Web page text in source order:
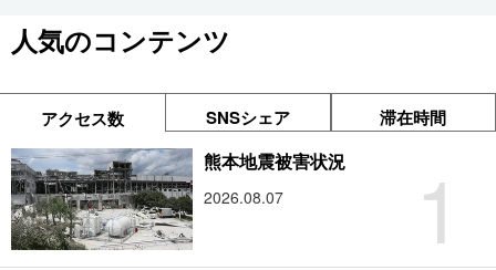
人気のコンテンツ
アクセス数 SNSシェア 滞在時間
1
熊本地震被害状況
2026.08.07